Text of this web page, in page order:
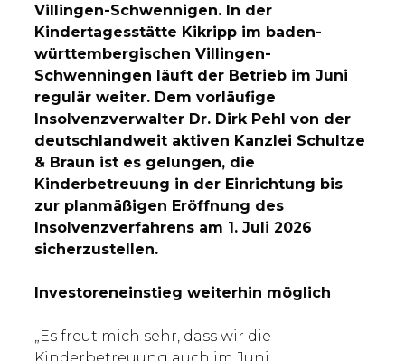
Villingen-Schwennigen. In der
Kindertagesstätte Kikripp im baden-
württembergischen Villingen-
Schwenningen läuft der Betrieb im Juni
regulär weiter. Dem vorläufige
Insolvenzverwalter Dr. Dirk Pehl von der
deutschlandweit aktiven Kanzlei Schultze
& Braun ist es gelungen, die
Kinderbetreuung in der Einrichtung bis
zur planmäßigen Eröffnung des
Insolvenzverfahrens am 1. Juli 2026
sicherzustellen.
Investoreneinstieg weiterhin möglich
„Es freut mich sehr, dass wir die
Kinderbetreuung auch im Juni